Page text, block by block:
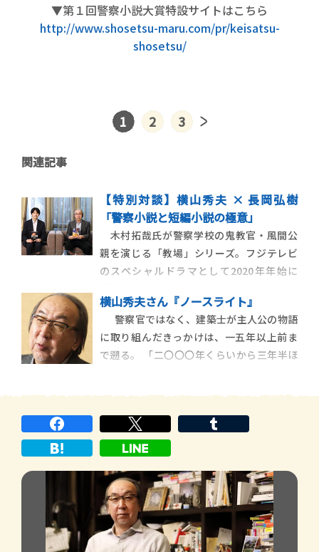
▼第１回警察小説大賞特設サイトはこちら
http://www.shosetsu-maru.com/pr/keisatsu-
shosetsu/
1 2 3
関連記事
【特別対談】横山秀夫 × 長岡弘樹
「警察小説と短編小説の極意」
木村拓哉氏が警察学校の鬼教官・風間公
親を演じる「教場」シリーズ。フジテレビ
のスペシャルドラマとして2020年年始に
れぞれ前後編で放送され大反響を呼び、
2023年４月からは「月９」ドラマ「風間公
親―教場０―」が全11話で放送されまし
た。今回の映画プロジェクトは、前編にあ
横山秀夫さん『ノースライト』
警察官ではなく、建築士が主人公の物語
に取り組んだきっかけは、一五年以上前ま
で遡る。 「二〇〇〇年くらいから三年半ほ
という雑誌を復刊するので、長編を連載し
てほしいと言われた […]